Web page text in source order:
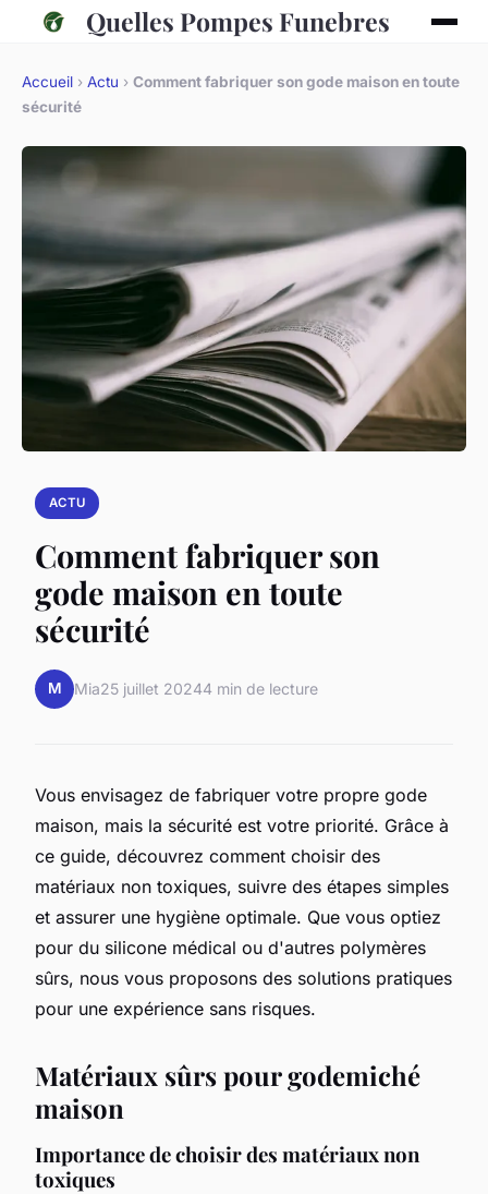
Quelles Pompes Funebres
Accueil › Actu › Comment fabriquer son gode maison en toute
sécurité
ACTU
Comment fabriquer son
gode maison en toute
sécurité
M Mia25 juillet 20244 min de lecture
Vous envisagez de fabriquer votre propre gode
maison, mais la sécurité est votre priorité. Grâce à
ce guide, découvrez comment choisir des
matériaux non toxiques, suivre des étapes simples
et assurer une hygiène optimale. Que vous optiez
pour du silicone médical ou d'autres polymères
sûrs, nous vous proposons des solutions pratiques
pour une expérience sans risques.
Matériaux sûrs pour godemiché
maison
Importance de choisir des matériaux non
toxiques